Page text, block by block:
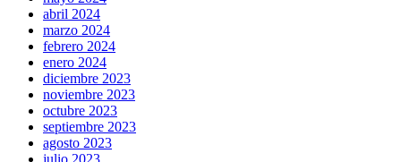
abril 2024
marzo 2024
febrero 2024
enero 2024
diciembre 2023
noviembre 2023
octubre 2023
septiembre 2023
agosto 2023
julio 2023